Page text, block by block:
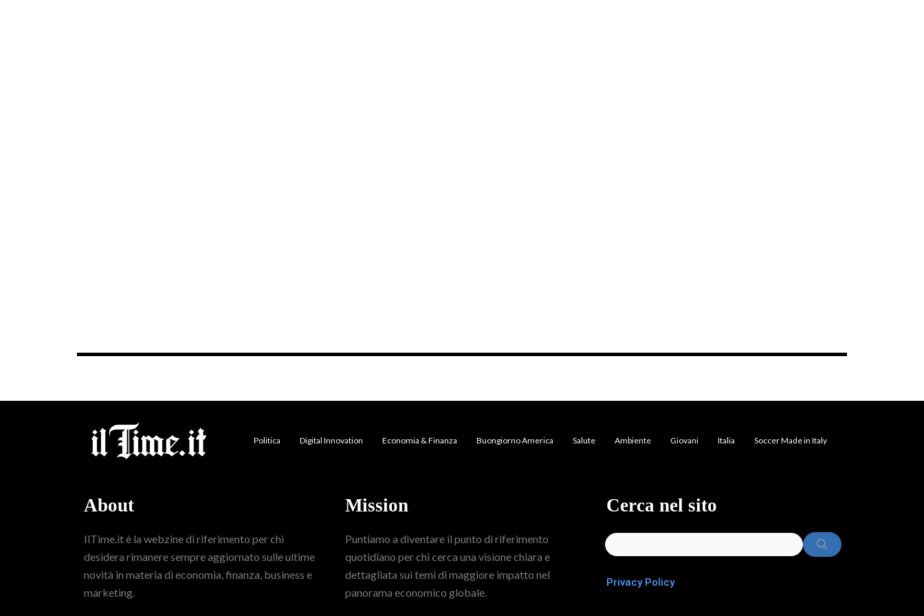
Politica Digital Innovation Economia & Finanza Buongiorno America Salute Ambiente Giovani Italia Soccer Made in Italy
About
IlTime.it è la webzine di riferimento per chi
desidera rimanere sempre aggiornato sulle ultime
novità in materia di economia, finanza, business e
marketing.
Mission
Puntiamo a diventare il punto di riferimento
quotidiano per chi cerca una visione chiara e
dettagliata sui temi di maggiore impatto nel
panorama economico globale.
Cerca nel sito
Privacy Policy